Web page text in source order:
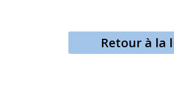
Retour à la